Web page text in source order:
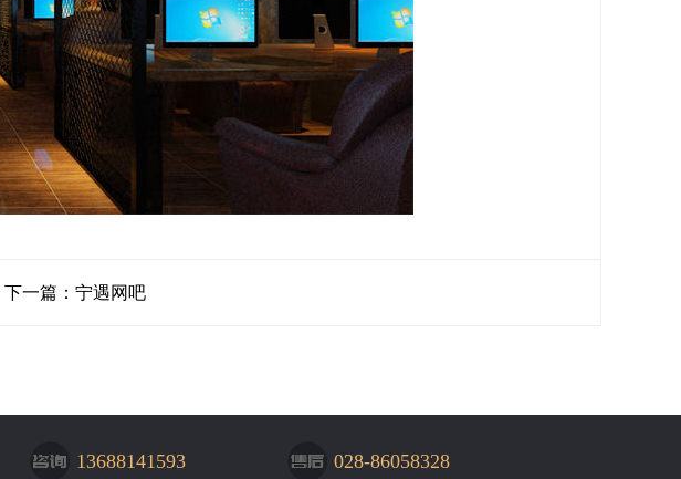
下一篇： 宁遇网吧
13688141593 028-86058328